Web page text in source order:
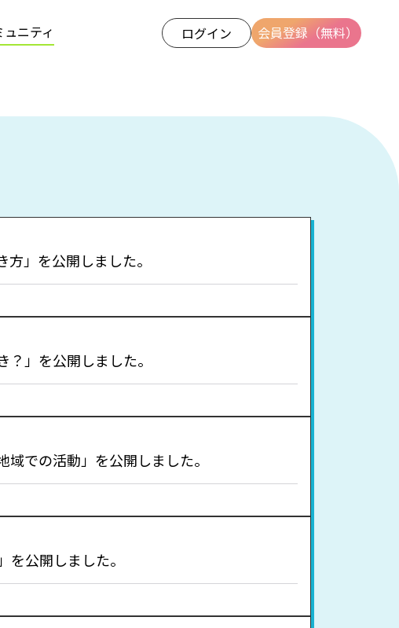
ニティ ログイン 会員登録（無料）
」を公開しました。
」を公開しました。
での活動」を公開しました。
公開しました。